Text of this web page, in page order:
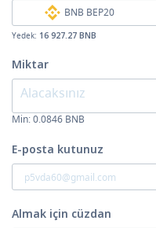
BNB BEP20
Yedek: 16 927.27 BNB
Miktar
Min:0.0846 BNB
E-posta kutunuz
Almak için cüzdan